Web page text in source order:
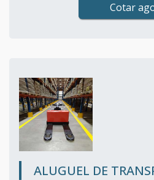
Cotar
ALUGUEL DE